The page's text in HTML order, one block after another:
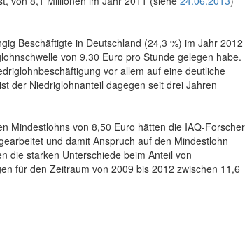
Beschäftigte in Deutschland (24,3 %) im Jahr 2012
von 9,30 Euro pro Stunde gelegen habe.
vor allem auf eine deutliche
der Niedriglohnanteil dagegen seit drei Jahren
Mindestlohns von 8,50 Euro hätten die IAQ-Forscher
und damit Anspruch auf den Mindestlohn
die starken Unterschiede beim Anteil von
für den Zeitraum von 2009 bis 2012 zwischen 11,6